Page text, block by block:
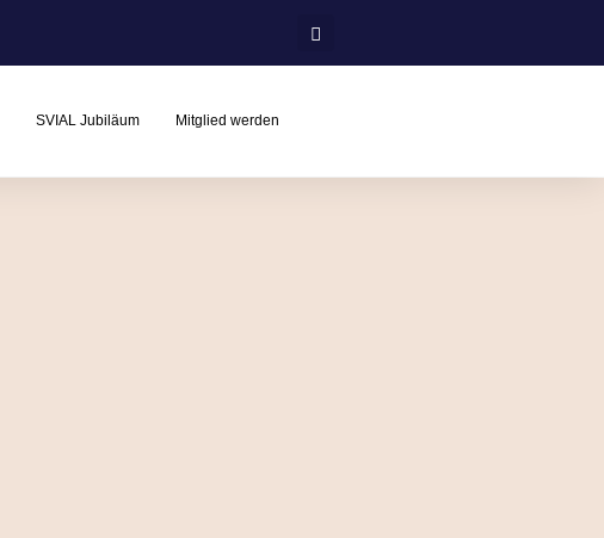
SVIAL Jubiläum Mitglied werden